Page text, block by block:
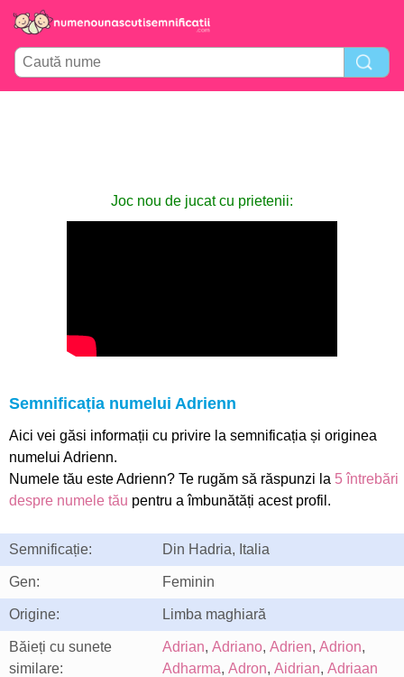
Joc nou de jucat cu prietenii:
Semnificația numelui Adrienn
Aici vei găsi informații cu privire la semnificația și originea
numelui Adrienn.
Numele tău este Adrienn? Te rugăm să răspunzi la 5 întrebări
despre numele tău pentru a îmbunătăți acest profil.
Semnificație: Din Hadria, Italia
Gen: Feminin
Origine: Limba maghiară
Băieți cu sunete
similare:
Adrian, Adriano, Adrien, Adrion,
Adharma, Adron, Aidrian, Adriaan